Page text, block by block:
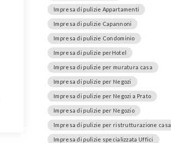
Impresa di pulizie Appartamenti
Impresa di pulizie Capannoni
Impresa di pulizie Condominio
Impresa di pulizie perHotel
Impresa di pulizie per muratura casa
Impresa di pulizie per Negozi
Impresa di pulizie per Negozi a Prato
Impresa di pulizie per Negozio
Impresa di pulizie per ristrutturazione casa
Impresa di pulizie specializzata Uffici